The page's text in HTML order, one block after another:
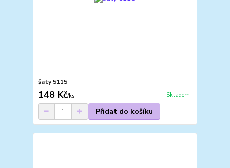
šaty 5115
148 Kč/ks Skladem
Přidat do košíku